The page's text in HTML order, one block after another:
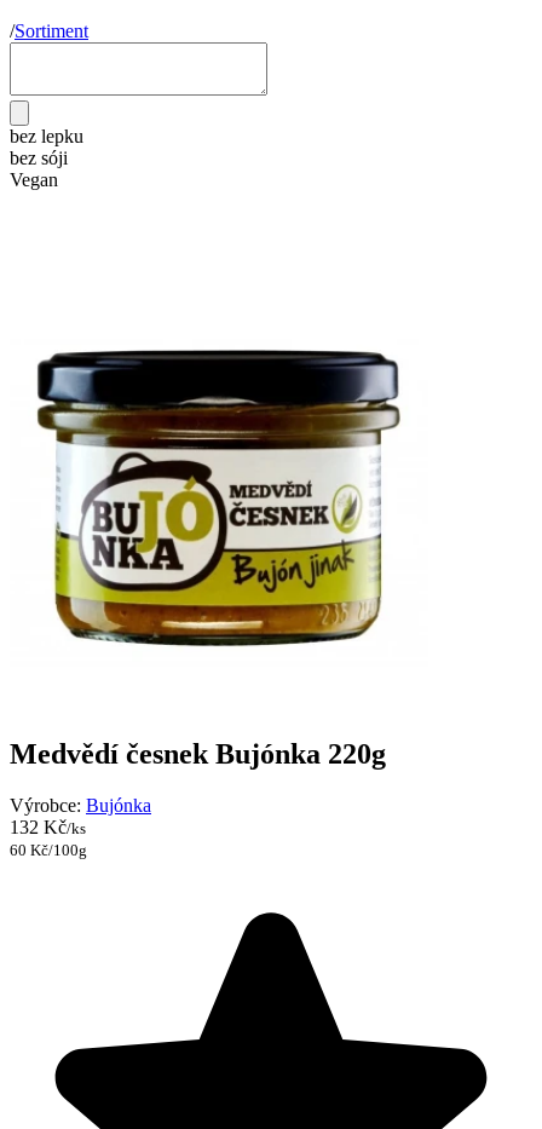
/Sortiment
bez lepku
bez sóji
Vegan
Medvědí česnek Bujónka 220g
Výrobce: Bujónka
132 Kč/ks
60 Kč/100g